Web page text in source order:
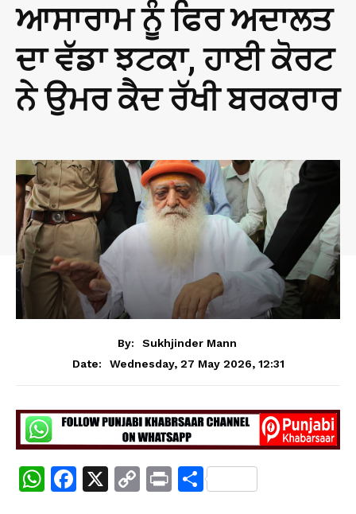
ਆਸਾਰਾਮ ਨੂੰ ਫਿਰ ਅਦਾਲਤ
ਦਾ ਵੱਡਾ ਝਟਕਾ, ਹਾਈ ਕੋਰਟ
ਨੇ ਉਮਰ ਕੈਦ ਰੱਖੀ ਬਰਕਰਾਰ
By:
Sukhjinder Mann
Date:
Wednesday, 27 May 2026, 12:31
W
F
X
C
Pr S